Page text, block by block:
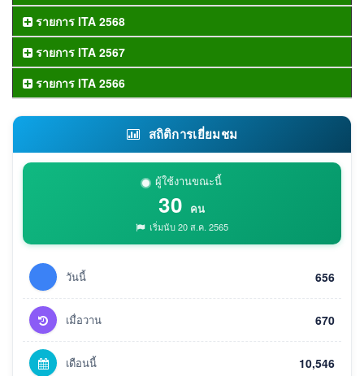
รายการ ITA 2568
รายการ ITA 2567
รายการ ITA 2566
สถิติการเยี่ยมชม
ผู้ใช้งานขณะนี้
30 คน
เริ่มนับ 20 ส.ค. 2565
วันนี้ 656
เมื่อวาน 670
เดือนนี้ 10,546